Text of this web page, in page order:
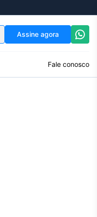
Assine agora
Fale conosco